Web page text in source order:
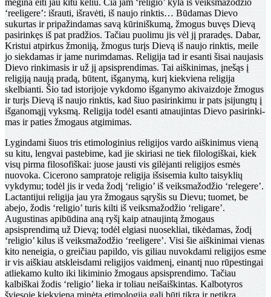
‘reeligere’: išrauti, išravėti, iš naujo rinktis… Būdamas Dievo
sukurtas ir pripažindamas savą kūriniškumą, žmo­gus buvęs Dievą
pasirinkęs iš pat pradžios. Tačiau puoli­mu jis vėl jį praradęs. Dabar,
Kristui atpirkus žmoniją, žmogus turįs Dievą iš naujo rinktis, meile
jo siekdamas ir jame nurimdamas. Religija tad ir esanti šisai naujasis
Dievo rinkimasis ir už jį apsisprendimas. Tai aiškinimas, įnešąs į
religiją naują pradą, būtent, išganymą, kurį kiekviena religija
skelbian­ti. Šio tad istorijoje vykdomo išganymo akivaizdoje žmogus
ir turįs Dievą iš naujo rink­tis, kad šiuo pasirinkimu ir pats įsijungtų į
išganomąjį vyksmą. Religija todėl esanti atnaujintas Dievo pasirinki­
mas ir paties žmogaus atgimimas.
Lygindami šiuos tris etimologinius religijos vardo aiškinimus vieną
su kitu, lengvai pastebime, kad jie ski­riasi ne tiek filologiškai, kiek
visų pirma filosofiškai: juose jausti vis gilėjanti religijos esmės
nuovoka. Cicero­no sampratoje religija išsisemia kulto taisyklių
vykdymu; todėl jis ir veda žodį ‘religio’ iš veiksmažodžio ‘relegere’.
Lactantijui religija jau yra žmogaus sąryšis su Dievu; tuomet, be
abejo, žodis ‘religio’ turis kilti iš veiksmažo­džio ‘religare’.
Augustinas apibūdina aną ryšį kaip at­naujintą žmogaus
apsisprendimą už Dievą; todėl elgiasi nuosekliai, tikėdamas, žodį
‘religio’ kilus iš veiksmažo­džio ‘reeligere’. Visi šie aiškinimai vienas
kito neneigia, o greičiau papildo, vis giliau nuvokdami religijos esme
ir vis aiškiau atskleisdami religijos vaidmenį, einantį nuo rūpestingai
atliekamo kulto iki likiminio žmogaus apsi­sprendimo. Tačiau
kalbiškai žodis ‘religio’ lieka ir toliau neišaiškintas. Kalbotyros
šviesoje kiekviena minėta etimo­logija gali būti tikra ir netikra,